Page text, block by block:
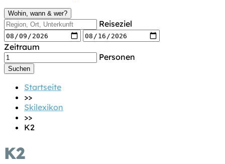
Wohin, wann & wer?
Reiseziel
Zeitraum
Personen
Startseite
>>
Skilexikon
>>
K2
K2